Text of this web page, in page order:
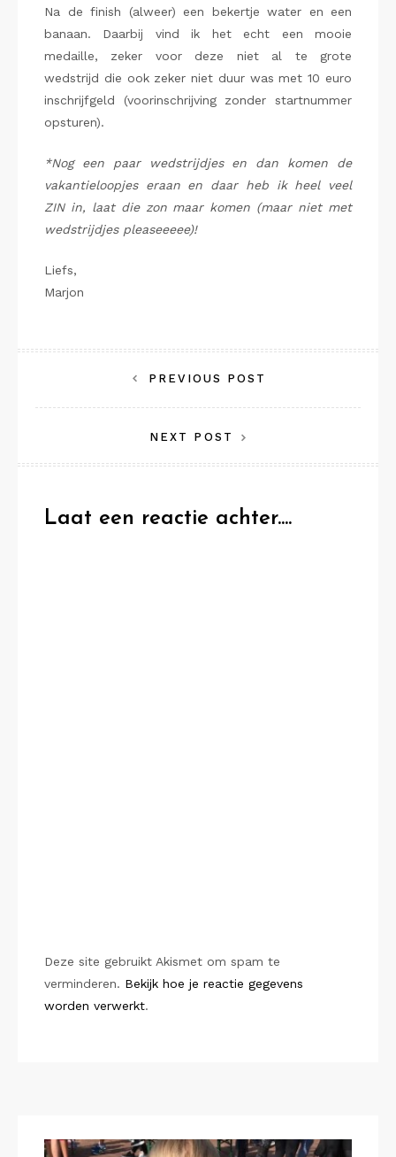
Na de finish (alweer) een bekertje water en een
banaan. Daarbij vind ik het echt een mooie
medaille, zeker voor deze niet al te grote
wedstrijd die ook zeker niet duur was met 10 euro
inschrijfgeld (voorinschrijving zonder startnummer
opsturen).
*Nog een paar wedstrijdjes en dan komen de
vakantieloopjes eraan en daar heb ik heel veel
ZIN in, laat die zon maar komen (maar niet met
wedstrijdjes pleaseeeee)!
Liefs,
Marjon
navigatie
PREVIOUS POST
NEXT POST
Laat een reactie achter....
Deze site gebruikt Akismet om spam te
verminderen. Bekijk hoe je reactie gegevens
worden verwerkt.